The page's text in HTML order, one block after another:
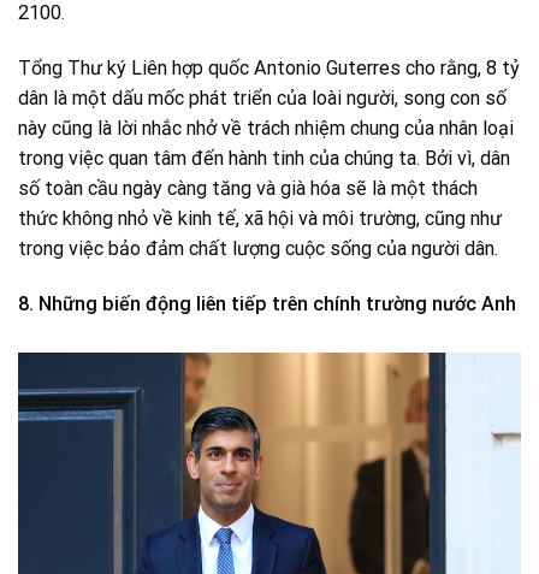
2100.
Tổng Thư ký Liên hợp quốc Antonio Guterres cho rằng, 8 tỷ
dân là một dấu mốc phát triển của loài người, song con số
này cũng là lời nhắc nhở về trách nhiệm chung của nhân loại
trong việc quan tâm đến hành tinh của chúng ta. Bởi vì, dân
số toàn cầu ngày càng tăng và già hóa sẽ là một thách
thức không nhỏ về kinh tế, xã hội và môi trường, cũng như
trong việc bảo đảm chất lượng cuộc sống của người dân.
8. Những biến động liên tiếp trên chính trường nước Anh